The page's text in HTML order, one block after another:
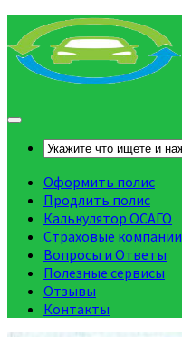
Оформить полис
Продлить полис
Калькулятор ОСАГО
Страховые компании
Вопросы и Ответы
Полезные сервисы
Отзывы
Контакты